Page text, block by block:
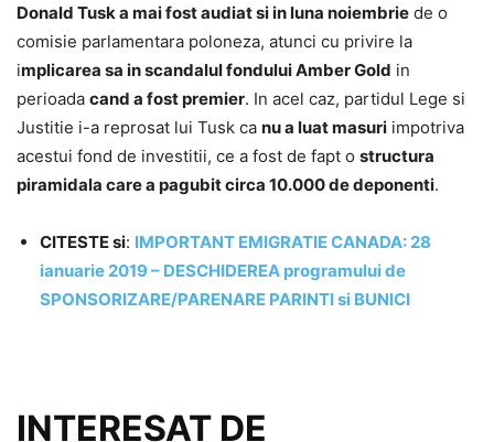
Donald Tusk a mai fost audiat si in luna noiembrie de o
comisie parlamentara poloneza, atunci cu privire la
implicarea sa in scandalul fondului Amber Gold in
perioada cand a fost premier. In acel caz, partidul Lege si
Justitie i-a reprosat lui Tusk ca nu a luat masuri impotriva
acestui fond de investitii, ce a fost de fapt o structura
piramidala care a pagubit circa 10.000 de deponenti.
CITESTE si: IMPORTANT EMIGRATIE CANADA: 28
ianuarie 2019 – DESCHIDEREA programului de
SPONSORIZARE/PARENARE PARINTI si BUNICI
INTERESAT DE